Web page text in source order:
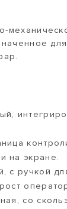
на экране.
с ручкой
со